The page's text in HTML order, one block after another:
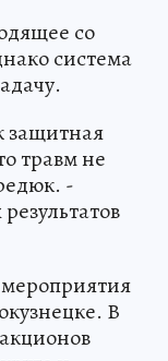
со
система
защитная
травм не
-
В